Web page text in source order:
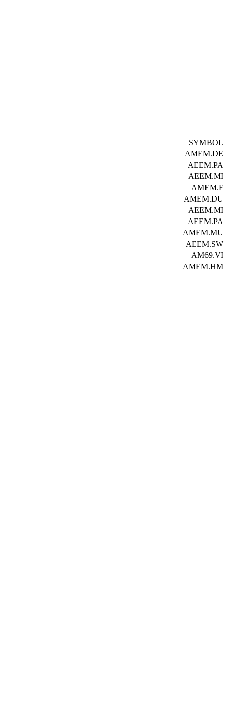
SYMBOL
AMEM.DE
AEEM.PA
AEEM.MI
AMEM.F
AMEM.DU
AEEM.MI
AEEM.PA
AMEM.MU
AEEM.SW
AM69.VI
AMEM.HM